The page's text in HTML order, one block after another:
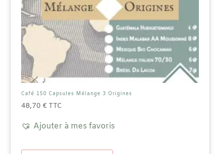
Café 150 Capsules Mélange 3 Origines
48,70 € TTC
Ajouter à mes favoris